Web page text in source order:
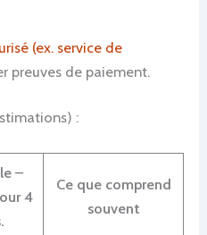
(ex. service de
preuves de paiement.
:
–
4
Ce que comprend
souvent